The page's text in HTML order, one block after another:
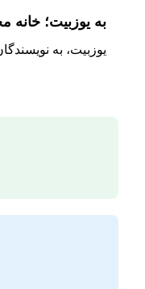
به یوزبیت؛ خانه
یوزبیت، به